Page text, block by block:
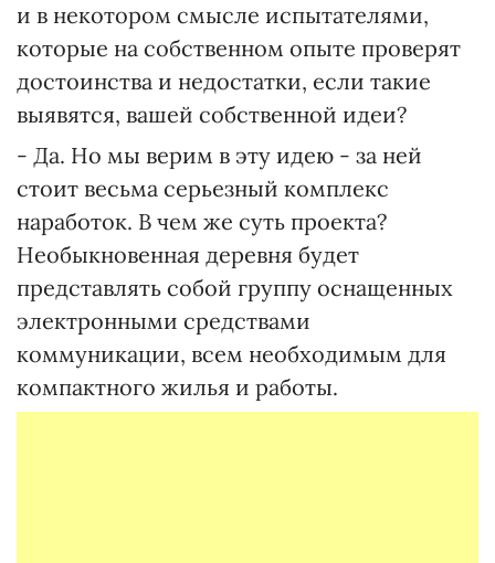
и в некотором смысле испытателями,
которые на собственном опыте проверят
достоинства и недостатки, если такие
выявятся, вашей собственной идеи?
- Да. Но мы верим в эту идею - за ней
стоит весьма серьезный комплекс
наработок. В чем же суть проекта?
Необыкновенная деревня будет
представлять собой группу оснащенных
электронными средствами
коммуникации, всем необходимым для
компактного жилья и работы.